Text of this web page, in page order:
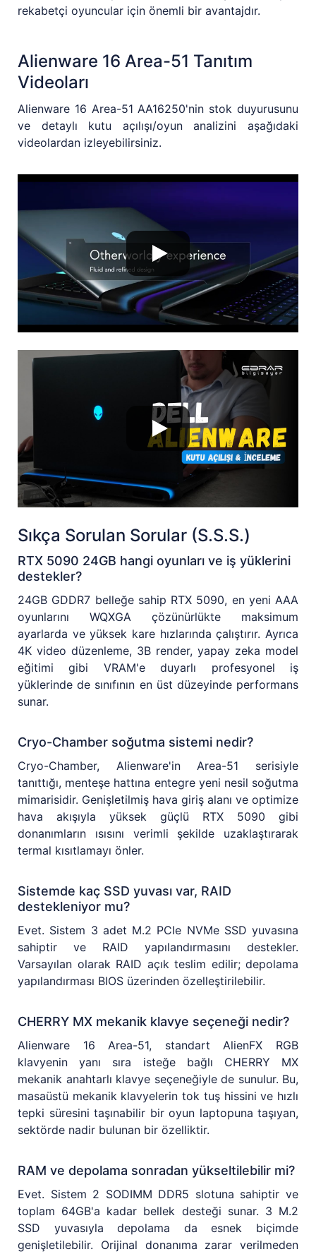
rekabetçi oyuncular için önemli bir avantajdır.
Alienware 16 Area-51 Tanıtım
Videoları
Alienware 16 Area-51 AA16250'nin stok duyurusunu
ve detaylı kutu açılışı/oyun analizini aşağıdaki
videolardan izleyebilirsiniz.
Sıkça Sorulan Sorular (S.S.S.)
RTX 5090 24GB hangi oyunları ve iş yüklerini
destekler?
24GB GDDR7 belleğe sahip RTX 5090, en yeni AAA
oyunlarını WQXGA çözünürlükte maksimum
ayarlarda ve yüksek kare hızlarında çalıştırır. Ayrıca
4K video düzenleme, 3B render, yapay zeka model
eğitimi gibi VRAM'e duyarlı profesyonel iş
yüklerinde de sınıfının en üst düzeyinde performans
sunar.
Cryo-Chamber soğutma sistemi nedir?
Cryo-Chamber, Alienware'in Area-51 serisiyle
tanıttığı, menteşe hattına entegre yeni nesil soğutma
mimarisidir. Genişletilmiş hava giriş alanı ve optimize
hava akışıyla yüksek güçlü RTX 5090 gibi
donanımların ısısını verimli şekilde uzaklaştırarak
termal kısıtlamayı önler.
Sistemde kaç SSD yuvası var, RAID
destekleniyor mu?
Evet. Sistem 3 adet M.2 PCIe NVMe SSD yuvasına
sahiptir ve RAID yapılandırmasını destekler.
Varsayılan olarak RAID açık teslim edilir; depolama
yapılandırması BIOS üzerinden özelleştirilebilir.
CHERRY MX mekanik klavye seçeneği nedir?
Alienware 16 Area-51, standart AlienFX RGB
klavyenin yanı sıra isteğe bağlı CHERRY MX
mekanik anahtarlı klavye seçeneğiyle de sunulur. Bu,
masaüstü mekanik klavyelerin tok tuş hissini ve hızlı
tepki süresini taşınabilir bir oyun laptopuna taşıyan,
sektörde nadir bulunan bir özelliktir.
RAM ve depolama sonradan yükseltilebilir mi?
Evet. Sistem 2 SODIMM DDR5 slotuna sahiptir ve
toplam 64GB'a kadar bellek desteği sunar. 3 M.2
SSD yuvasıyla depolama da esnek biçimde
genişletilebilir. Orijinal donanıma zarar verilmeden